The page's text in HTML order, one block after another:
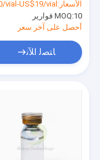
معلومات عنا
البحثية
الأسعار: vial-US$19/vial
MOQ:10 قوارير
أحصل على آخر سعر
ﺎﺘﺼﻟ ﺍﻶﻧ